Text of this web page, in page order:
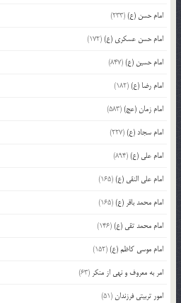
امام حسن (ع)(233)
امام حسن عسکری (ع)(172)
امام حسین (ع)(847)
امام رضا (ع)(182)
امام زمان (عج)(583)
امام سجاد (ع)(227)
امام علی (ع)(894)
امام علی النقی (ع)(165)
امام محمد باقر (ع)(165)
امام محمد تقی (ع)(146)
امام موسی کاظم (ع)(152)
امر به معروف و نهی از منکر (63)
امور تربیتی فرزندان(51)